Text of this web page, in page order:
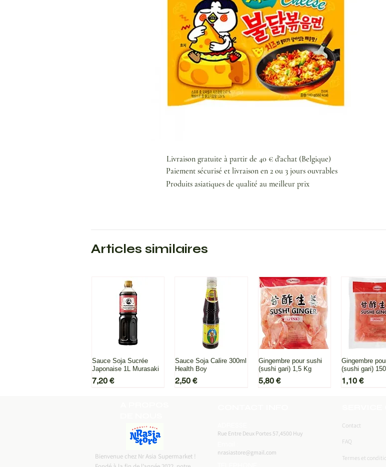
Livraison gratuite à partir de 40 € d'achat (Belgique)
Paiement sécurisé et livraison en 2 ou 3 jours ouvrables
Produits asiatiques de qualité au meilleur prix
Articles similaires
Aperçu rapide
Sauce Soja Sucrée
Japonaise 1L Murasaki
Prix
7,20 €
Aperçu rapide
Sauce Soja Calire 300ml
Health Boy
Prix
2,50 €
Aperçu rapide
Gingembre pour sushi
(sushi gari) 1,5 Kg
Prix
5,80 €
Aperçu
Gingembre
(sushi gari)
Prix
1,10 €
Bienvenue chez Nr Asia Supermarket !
Rue Entre Deux Portes 57,4500 Huy
nrasiastore@gmail.com
Contact
FAQ
Termes et